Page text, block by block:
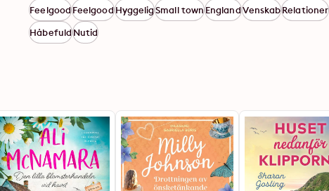
FeelgoodFeelgoodHyggeligSmall townEnglandVenskabRelationer
HåbefuldNutid